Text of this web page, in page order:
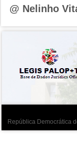
@ Nelinho
República Democrática